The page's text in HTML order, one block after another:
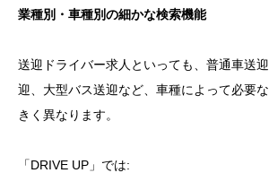
業種別・車種別の細かな検索機能
送迎ドライバー求人といっても、普通車送
迎、大型バス送迎など、車種によって必要
きく異なります。
「DRIVE UP」では: